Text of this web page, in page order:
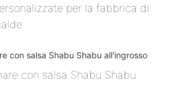
per la fabbrica di
con salsa Shabu Shabu